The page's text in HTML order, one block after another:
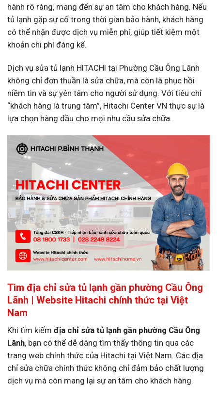
hành rõ ràng, mang đến sự an tâm cho khách hàng. Nếu
tủ lạnh gặp sự cố trong thời gian bảo hành, khách hàng
có thể nhận được dịch vụ miễn phí, giúp tiết kiệm một
khoản chi phí đáng kể.
Dịch vụ sửa tủ lạnh HITACHI tại Phường Cầu Ông Lãnh
không chỉ đơn thuần là sửa chữa, mà còn là phục hồi
niềm tin và sự yên tâm cho người sử dụng. Với tiêu chí
“khách hàng là trung tâm”, Hitachi Center VN thực sự là
lựa chọn hàng đầu cho mọi nhu cầu sửa chữa.
Tìm địa chỉ sửa tủ lạnh gần phường Cầu Ông
Lãnh | Website Hitachi chính thức tại Việt
Nam
Khi tìm kiếm địa chỉ sửa tủ lạnh gần phường Cầu Ông
Lãnh, bạn có thể dễ dàng tìm thấy thông tin qua các
trang web chính thức của Hitachi tại Việt Nam. Các địa
chỉ sửa chữa chính thức không chỉ đảm bảo chất lượng
dịch vụ mà còn mang lại sự an tâm cho khách hàng.